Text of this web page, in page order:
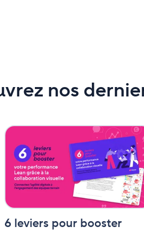
nos
6 leviers pour booster
6
pour
booster
votre
performance
Lean
grâce
à
la